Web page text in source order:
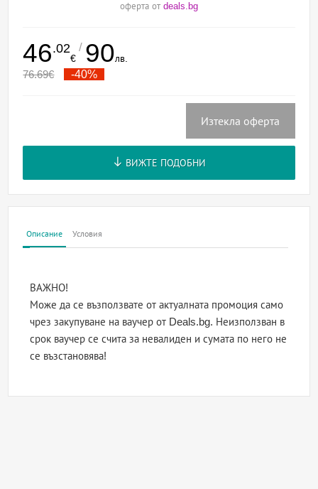
оферта от deals.bg
46.02
€
/ 90лв.
76.69€ -40%
Изтекла оферта
ВИЖТЕ ПОДОБНИ
Описание Условия
ВАЖНО!
Може да се възползвате от актуалната промоция само
чрез закупуване на ваучер от Deals.bg. Неизползван в
срок ваучер се счита за невалиден и сумата по него не
се възстановява!